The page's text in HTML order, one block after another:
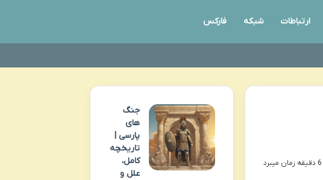
ارتباطات شبکه فارکس
جنگ
های
پارسی |
تاریخچه
کامل،
علل و